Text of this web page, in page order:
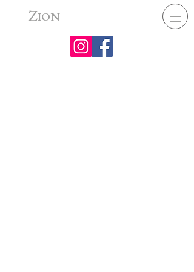
ZION